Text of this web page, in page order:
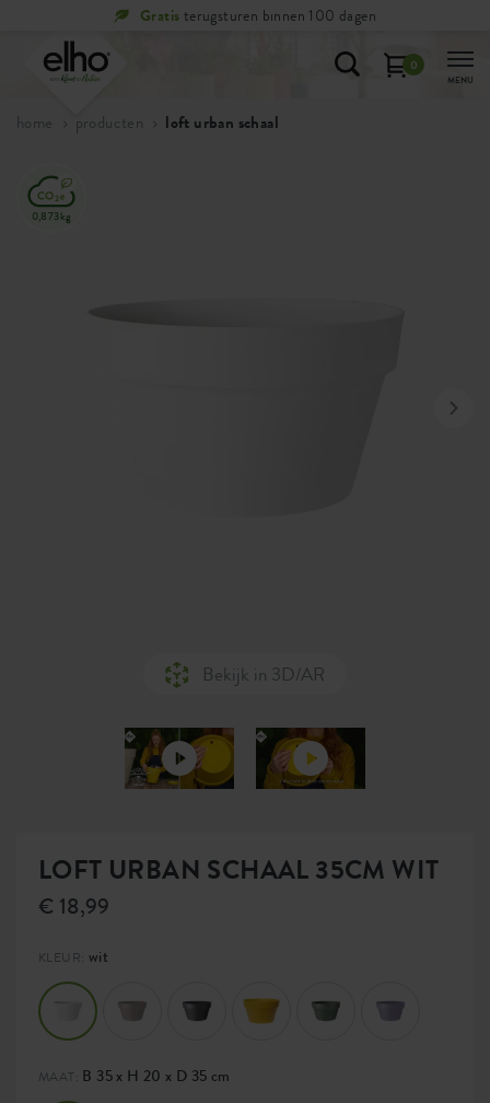
Gratis terugsturen binnen 100 dagen
0
MENU
home producten loft urban schaal
LOFT URBAN SCHAAL 35CM WIT
€ 18,99
KLEUR: wit
MAAT: B 35 x H 20 x D 35 cm
0,873kg
Bekijk in 3D/AR